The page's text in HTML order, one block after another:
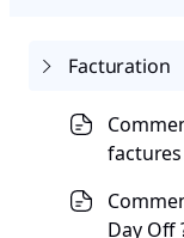
Facturation
factures
Day Off